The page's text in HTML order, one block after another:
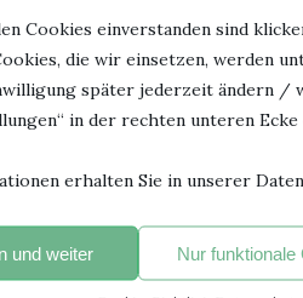
Cookies einverstanden sind
die wir einsetzen, werden
später jederzeit ändern /
in der rechten unteren
erhalten Sie in unserer
und weiter Nur funktionale
die Suche machten.
neues Abenteuer.
und es gibt wieder Geheimnisse
vieles, was man über
eignet sich aber auch für
sind einfach gehalten und leicht